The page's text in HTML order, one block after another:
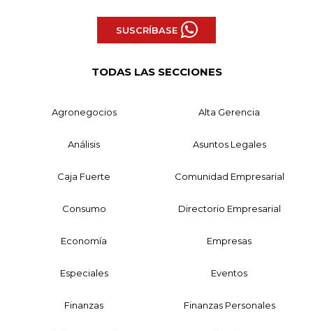
SUSCRÍBASE
TODAS LAS SECCIONES
Agronegocios Alta Gerencia
Análisis Asuntos Legales
Caja Fuerte Comunidad Empresarial
Consumo Directorio Empresarial
Economía Empresas
Especiales Eventos
Finanzas Finanzas Personales